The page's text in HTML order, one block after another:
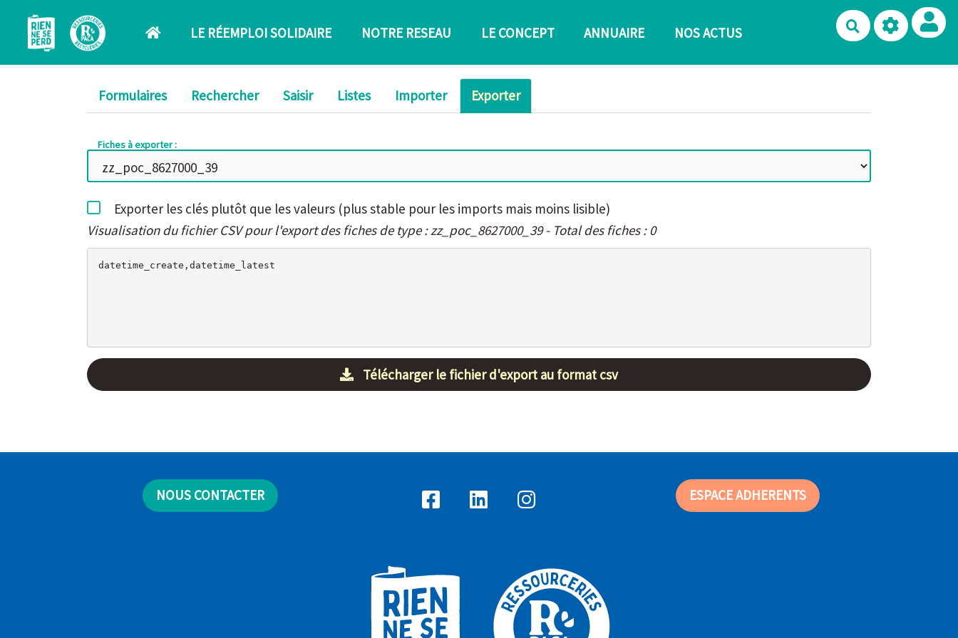
Aller au contenu principal
LE RÉEMPLOI SOLIDAIRE
NOTRE RESEAU LE CONCEPT ANNUAIRE NOS ACTUS Rechercher
Formulaires Rechercher Saisir Listes Importer Exporter
Fiches à exporter :
Exporter les clés plutôt que les valeurs (plus stable pour les imports mais moins lisible)
Visualisation du fichier CSV pour l'export des fiches de type : zz_poc_8627000_39 - Total des fiches : 0
Télécharger le fichier d'export au format csv
NOUS CONTACTER ESPACE ADHERENTS